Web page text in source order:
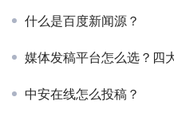
什么是百度新闻源？
媒体发稿平台怎么选？四
中安在线怎么投稿？